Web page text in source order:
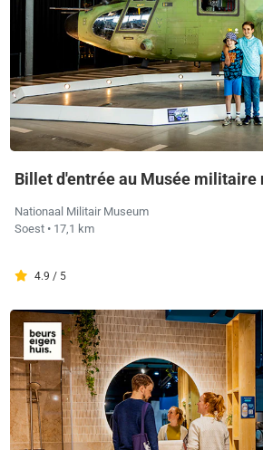
Billet d'entrée au Musée militaire
Nationaal Militair Museum
Soest • 17,1 km
4.9 / 5